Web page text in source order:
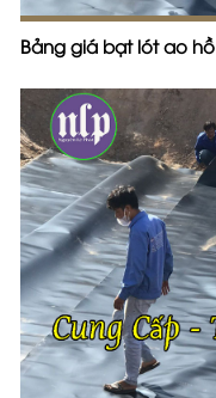
Bảng giá bạt lót ao